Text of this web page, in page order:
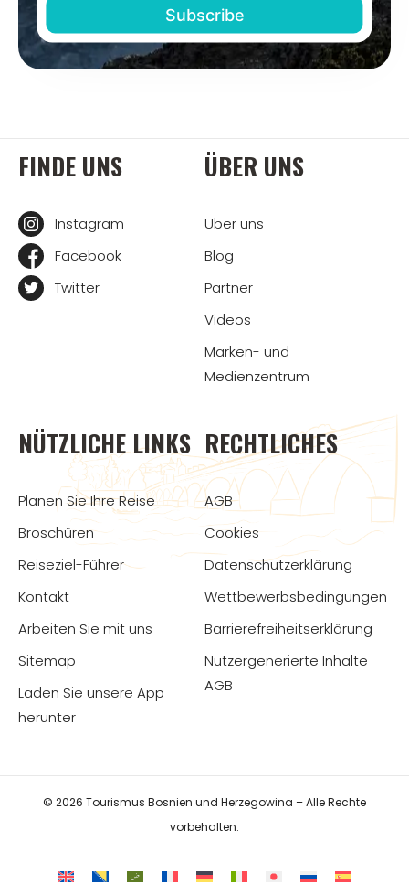
FINDE UNS
Instagram
Facebook
Twitter
ÜBER UNS
Über uns
Blog
Partner
Videos
Marken- und
Medienzentrum
NÜTZLICHE LINKS
Planen Sie Ihre Reise
Broschüren
Reiseziel-Führer
Kontakt
Arbeiten Sie mit uns
Sitemap
Laden Sie unsere App
herunter
RECHTLICHES
AGB
Cookies
Datenschutzerklärung
Wettbewerbsbedingungen
Barrierefreiheitserklärung
Nutzergenerierte Inhalte
AGB
© 2026 Tourismus Bosnien und Herzegowina – Alle Rechte
vorbehalten.